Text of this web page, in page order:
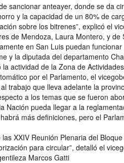
sancionar anteayer, donde se da
y la capacidad de un 80% de
sobre los bitrenes”, explicó el
de Mendoza, Laura Montero, y de
en San Luis puedan
y la diputada del departamento
actividad de la Zona de
por el Parlamento, el
trabajo que lleva adelante la
a los temas que se fueron
Nación pueda llegar a la
más definiciones, pero el
XXIV Reunión Plenaria del
para circular”, detalló el
Marcos Gatti